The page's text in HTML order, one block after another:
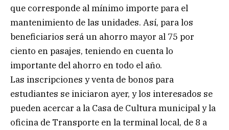
que corresponde al mínimo importe para el
mantenimiento de las unidades. Así, para los
beneficiarios será un ahorro mayor al 75 por
ciento en pasajes, teniendo en cuenta lo
importante del ahorro en todo el año.
Las inscripciones y venta de bonos para
estudiantes se iniciaron ayer, y los interesados se
pueden acercar a la Casa de Cultura municipal y la
oficina de Transporte en la terminal local, de 8 a